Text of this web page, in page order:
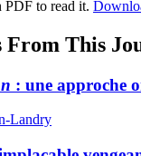
to read it.
This
: une approche
Landry